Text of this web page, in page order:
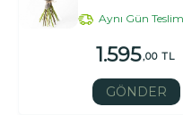
Aynı Gün
1.595,00 TL
GÖNDER